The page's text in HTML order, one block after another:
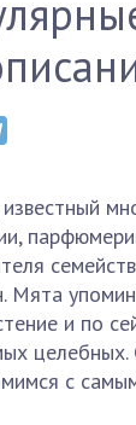
Мята
и по
с